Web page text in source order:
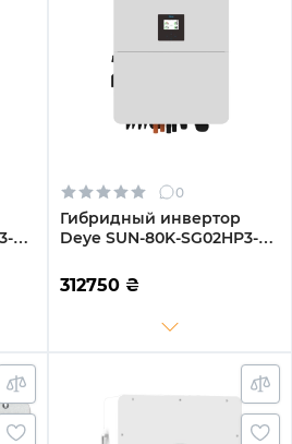
0
Гибридный инвертор
Deye SUN-80K-SG02HP3-
MPPT Wi-Fi 220/380V
Трехфазный
312750 ₴